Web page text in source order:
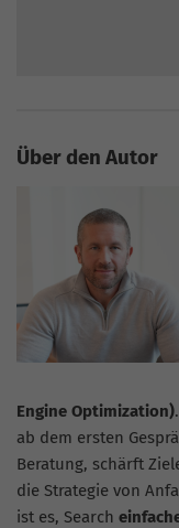
Über den Autor
Engine Optimization)
ab dem ersten
Beratung, schärft
die Strategie von
ist es, Search